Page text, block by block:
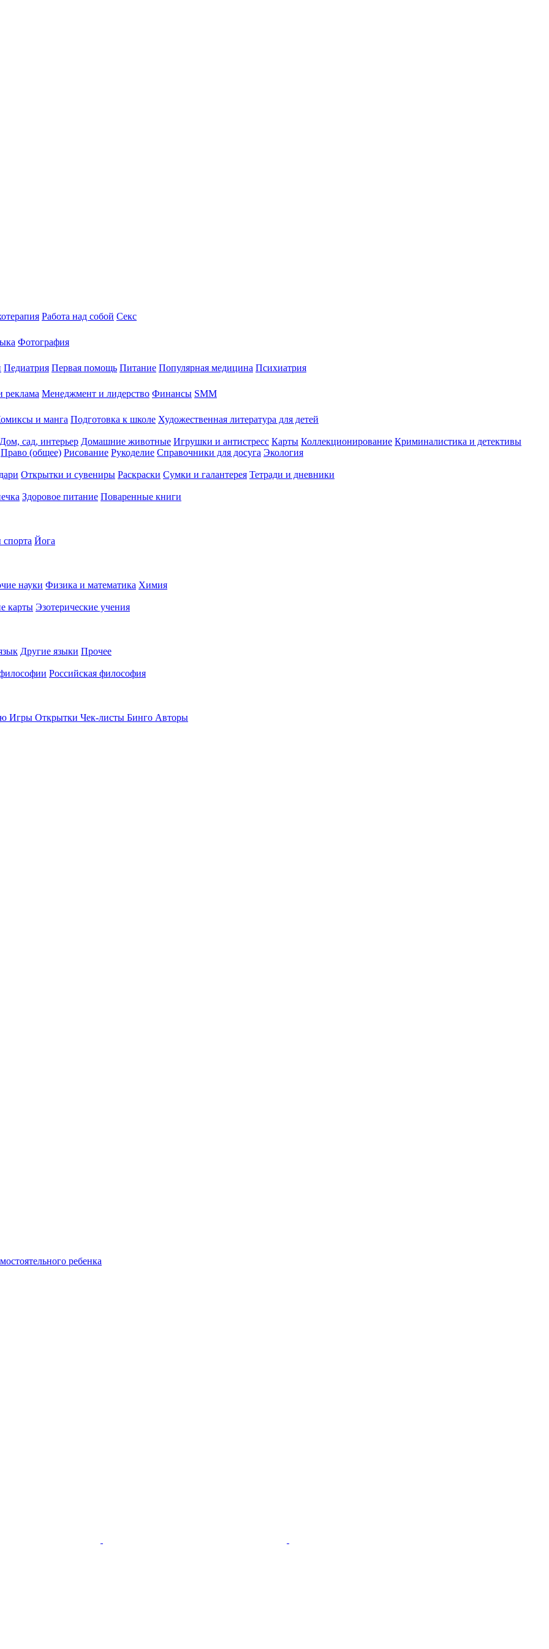
Работа над собой Секс
Фотография
Педиатрия Первая помощь Питание Популярная медицина Психиатрия
реклама Менеджмент и лидерство Финансы SMM
и манга Подготовка к школе Художественная литература для детей
Дом, сад, интерьер Домашние животные Игрушки и антистресс Карты Коллекционирование Криминалистика и детективы
Право (общее) Рисование Рукоделие Справочники для досуга Экология
Открытки и сувениры Раскраски Сумки и галантерея Тетради и дневники
Здоровое питание Поваренные книги
Йога
науки Физика и математика Химия
карты Эзотерические учения
Другие языки Прочее
Российская философия
Игры Открытки Чек-листы Бинго Авторы
ребенка